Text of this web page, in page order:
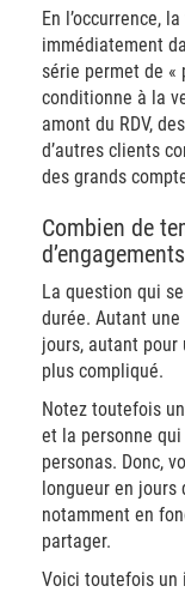
En l’occurrence,
immédiatement
série permet de «
conditionne à la
amont du RDV,
d’autres clients
des grands
Combien de
La question qui
durée. Autant
jours, autant pour
plus compliqué.
Notez toutefois
et la personne
personas. Donc,
longueur en jours
notamment en
partager.
Voici toutefois un